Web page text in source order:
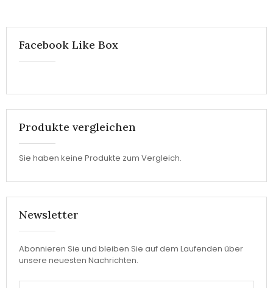
Facebook Like Box
Produkte vergleichen
Sie haben keine Produkte zum Vergleich.
Newsletter
Abonnieren Sie und bleiben Sie auf dem Laufenden über
unsere neuesten Nachrichten.